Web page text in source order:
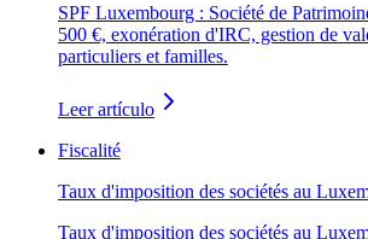
SPF Luxembourg : Société de
500 €, exonération d'IRC, gestion de
particuliers et familles.
Leer artículo
Fiscalité
Taux d'imposition des sociétés au
Taux d'imposition des sociétés au